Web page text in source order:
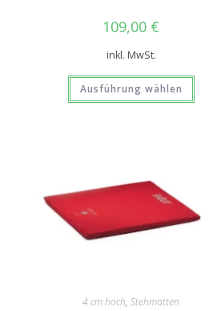
109,00 €
inkl. MwSt.
Ausführung wählen
4 cm hoch,Stehmatten